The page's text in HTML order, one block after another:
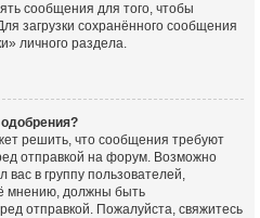
сообщения для того, чтобы
загрузки сохранённого сообщения
личного раздела.
решить, что сообщения требуют
отправкой на форум. Возможно
вас в группу пользователей,
мнению, должны быть
отправкой. Пожалуйста, свяжитесь